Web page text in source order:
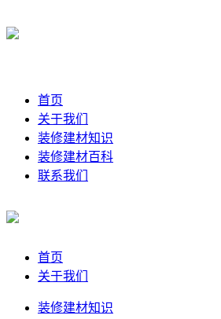
首页
关于我们
装修建材知识
装修建材百科
联系我们
首页
关于我们
装修建材知识